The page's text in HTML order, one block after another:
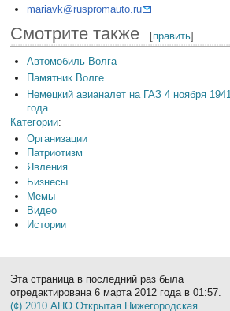
mariavk@ruspromauto.ru
Смотрите также [править]
Автомобиль Волга
Памятник Волге
Немецкий авианалет на ГАЗ 4 ноября 1941
года
Категории:
Организации
Патриотизм
Явления
Бизнесы
Мемы
Видео
Истории
Эта страница в последний раз была
отредактирована 6 марта 2012 года в 01:57.
(¢) 2010 АНО Открытая Нижегородская